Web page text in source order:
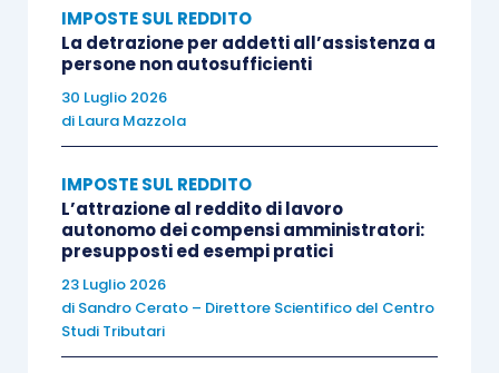
attraverso l’istituto delravvedimento operoso
Ladichiarazione IVA presentata entro 90 giorni
dalla scadenza del termine ordinario del 30 aprile
valida, salvo l’applicazione delle sanzioni
previste dalla Legge.
Entro i citati 90 giorni la
versata con F24 nella
(ossia 1/10 di 250 euro) per effetto del
IMPOSTE SUL REDDITO
La detrazione per addetti all’assistenza a
persone non autosufficienti
30 Luglio 2026
di Laura Mazzola
IMPOSTE SUL REDDITO
L’attrazione al reddito di lavoro
autonomo dei compensi amministratori:
presupposti ed esempi pratici
23 Luglio 2026
di Sandro Cerato – Direttore Scientifico del Centro
Studi Tributari